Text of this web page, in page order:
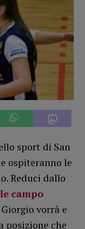
sport di San
ospiteranno le
Reduci dallo
campo
vorrà e
posizione che